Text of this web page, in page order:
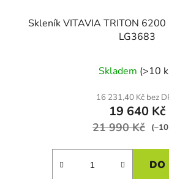
Skleník VITAVIA TRITON
LG3683
Skladem (>10
16 231,40 Kč bez
19 640 Kč
21 990 Kč
DO